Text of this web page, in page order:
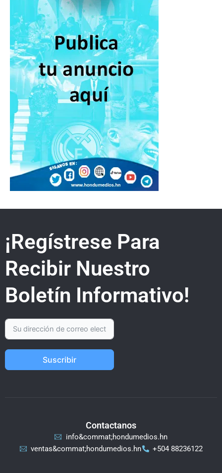
¡Regístrese Para
Recibir Nuestro
Boletín Informativo!
Suscribir
Contactanos
info&commat;hondumedios.hn
ventas&commat;hondumedios.hn
+504 88236122